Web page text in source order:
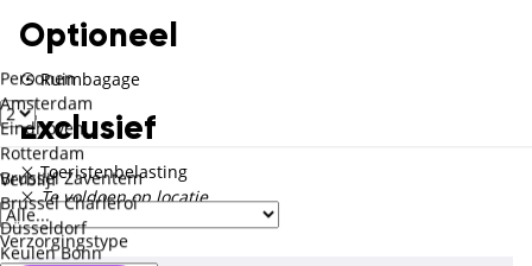
Personen
Verblijf
Verzorgingstype
Amsterdam
Eindhoven
Rotterdam
Brussel Zaventem
Brussel Charleroi
Düsseldorf
Keulen Bonn
Optioneel
Ruimbagage
Exclusief
Toeristenbelasting
Te voldoen op locatie